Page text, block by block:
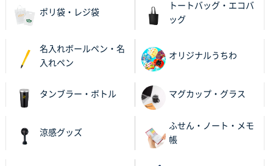
ポリ袋・レジ袋
トートバッグ・エコバ
ッグ
名入れボールペン・名
入れペン
オリジナルうちわ
タンブラー・ボトル マグカップ・グラス
涼感グッズ
ふせん・ノート・メモ
帳